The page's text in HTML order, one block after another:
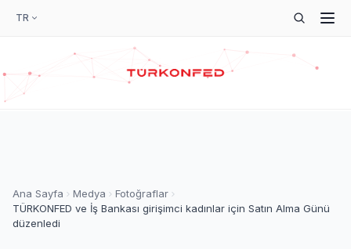
TR
Ana Sayfa Medya
Fotoğraflar
TÜRKONFED ve İş Bankası girişimci kadınlar için Satın Alma Günü
düzenledi